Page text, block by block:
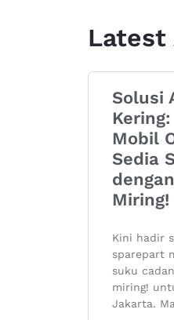
Solusi
Mobil
Sedia
Miring!
Kini hadir
sparepart
suku
miring!
Jakarta.